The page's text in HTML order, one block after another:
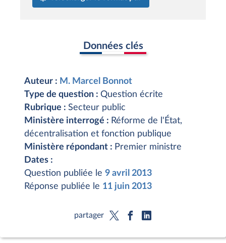
Données clés
Auteur : M. Marcel Bonnot
Type de question : Question écrite
Rubrique : Secteur public
Ministère interrogé : Réforme de l'État,
décentralisation et fonction publique
Ministère répondant : Premier ministre
Dates :
Question publiée le 9 avril 2013
Réponse publiée le 11 juin 2013
partager